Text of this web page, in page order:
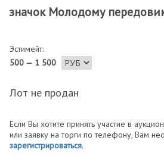
значок Молодому
Эстимейт:
500 — 1 500
Лот не продан
Если Вы хотите принять участие в
или заявку на торги по телефону, Вам
зарегистрироваться.